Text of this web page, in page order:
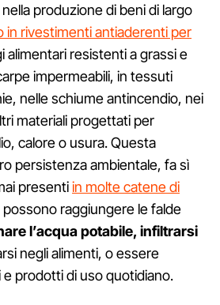
produzione di beni di largo
in rivestimenti antiaderenti per
alimentari resistenti a grassi e
impermeabili, in tessuti
nelle schiume antincendio, nei
materiali progettati per
calore o usura. Questa
persistenza ambientale, fa sì
presentiin molte catene di
possono raggiungere le falde
l’acqua potabile, infiltrarsi
negli alimenti, o essere
prodotti di uso quotidiano.